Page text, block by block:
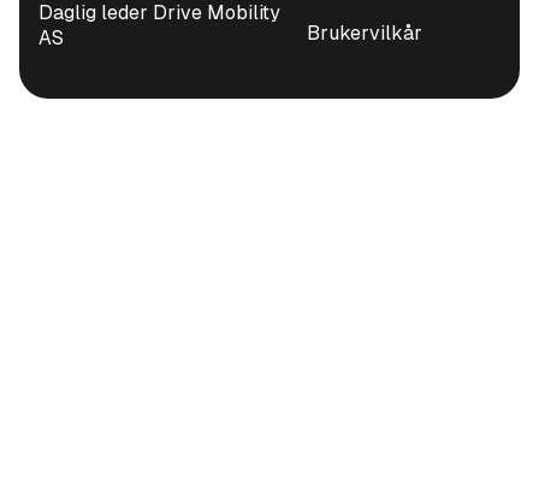
Daglig leder Drive Mobility
AS
Brukervilkår